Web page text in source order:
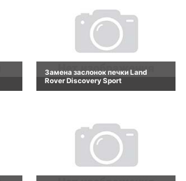
Замена заслонок печки Land
Rover Discovery Sport